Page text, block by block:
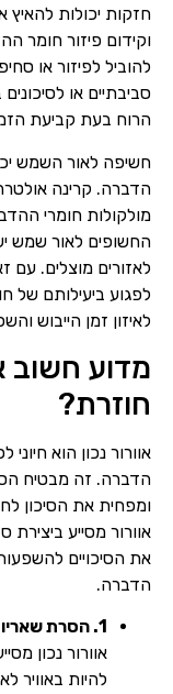
חזקות יכולות להאיץ
וקידום פיזור חומר
להוביל לפיזור או
סביבתיים או
הרוח בעת קביעת
חשיפה לאור השמש
מולקולות חומרי
החשופים לאור שמש
לאזורים מוצלים.
לפגוע ביעילותם של
לאיזון זמן הייבוש
מדוע חשוב
חוזרת?
אוורור נכון הוא
הדברה. זה מבטיח
ומפחית את הסיכון
אוורור מסייע
את הסיכויים
הדברה.
1. הסרת שאריות כימיקלים מזיקים:
אוורור נכון
להיות באוויר